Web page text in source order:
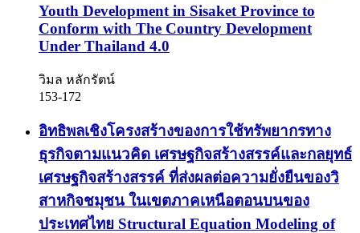
Youth Development in Sisaket Province to
Conform with The Country Development
Under Thailand 4.0
วิมล หลักรัตน์
153-172
อิทธิพลเชิงโครงสร้างของการใช้ทรัพยากรทาง
ธุรกิจตามแนวคิด เศรษฐกิจสร้างสรรค์และกลยุทธ์
เศรษฐกิจสร้างสรรค์ ที่ส่งผลต่อความยั่งยืนของวิ
สาหกิจชมุชน ในเขตภาคเหนือตอนบนของ
ประเทศไทย Structural Equation Modeling of